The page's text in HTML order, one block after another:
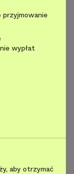
przyjmowanie
wypłat
aby otrzymać